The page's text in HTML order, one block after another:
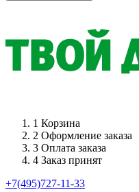
1 Корзина
2 Оформление заказа
3 Оплата заказа
4 Заказ принят
+7(495)727-11-33